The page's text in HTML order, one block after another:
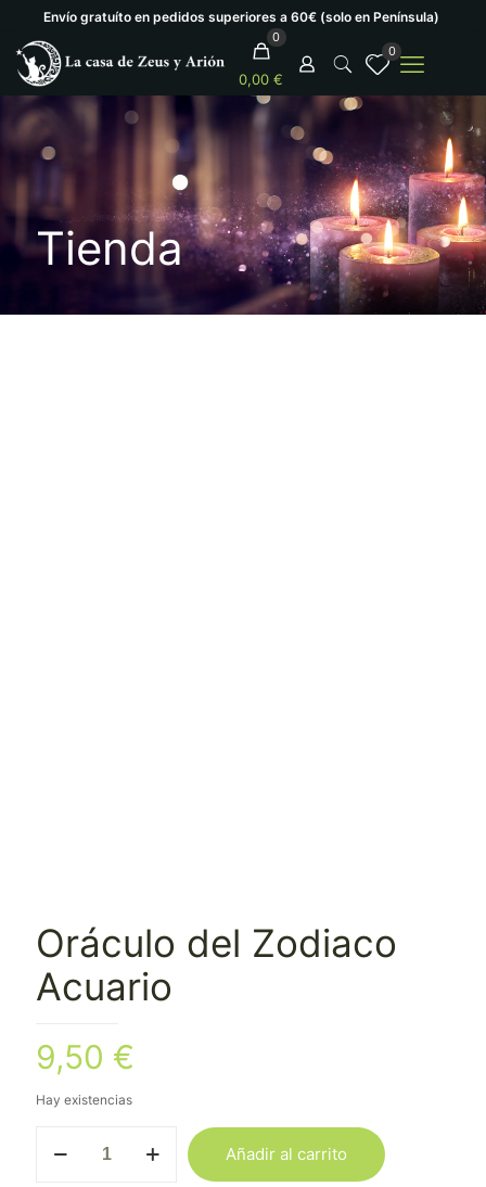
Envío gratuíto en pedidos superiores a 60€ (solo en Península)
0
0,00 €
0
Tienda
Oráculo del Zodiaco
Acuario
9,50 €
Hay existencias
del
Añadir al carrito